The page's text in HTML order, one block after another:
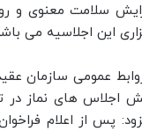
سلامت معنوی و
این اجلاسیه می
عمومی سازمان
اجلاس های نماز در
پس از اعلام